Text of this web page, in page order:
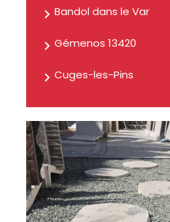
Bandol dans le Var
Gémenos 13420
Cuges-les-Pins